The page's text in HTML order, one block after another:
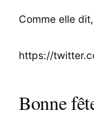
Comme elle dit,
https://
Bonne